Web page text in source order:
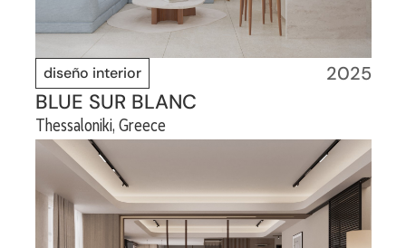
diseño interior 2025
BLUE SUR BLANC
Thessaloniki, Greece